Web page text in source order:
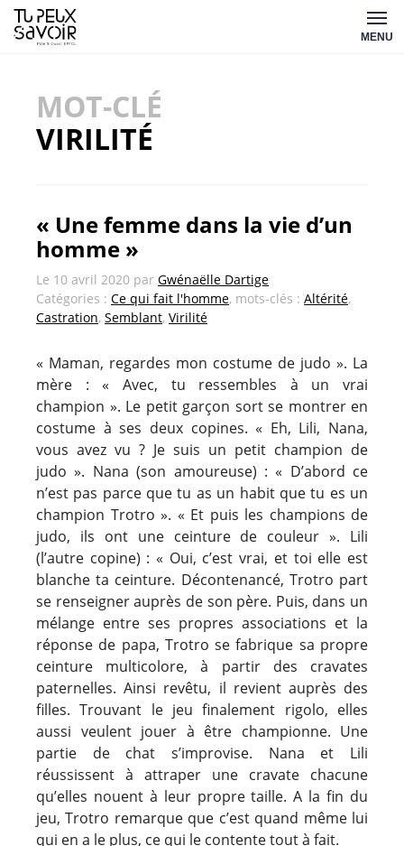
Aller
au
MENU
MOT-CLÉ
VIRILITÉ
« Une femme dans la vie d’un
homme »
Le 10 avril 2020 par Gwénaëlle Dartige
Catégories : Ce qui fait l'homme, mots-clés : Altérité,
Castration, Semblant, Virilité
« Maman, regardes mon costume de judo ». La
mère : « Avec, tu ressembles à un vrai
champion ». Le petit garçon sort se montrer en
costume à ses deux copines. « Eh, Lili, Nana,
vous avez vu ? Je suis un petit champion de
judo ». Nana (son amoureuse) : « D’abord ce
n’est pas parce que tu as un habit que tu es un
champion Trotro ». « Et puis les champions de
judo, ils ont une ceinture de couleur ». Lili
(l’autre copine) : « Oui, c’est vrai, et toi elle est
blanche ta ceinture. Décontenancé, Trotro part
se renseigner auprès de son père. Puis, dans un
mélange entre ses propres associations et la
réponse de papa, Trotro se fabrique sa propre
ceinture multicolore, à partir des cravates
paternelles. Ainsi revêtu, il revient auprès des
filles. Trouvant le jeu finalement rigolo, elles
aussi veulent jouer à être championne. Une
partie de chat s’improvise. Nana et Lili
réussissent à attraper une cravate chacune
qu’elles nouent à leur propre taille. A la fin du
jeu, Trotro remarque que c’est quand même lui
qui en a le plus, ce qui le contente tout à fait.